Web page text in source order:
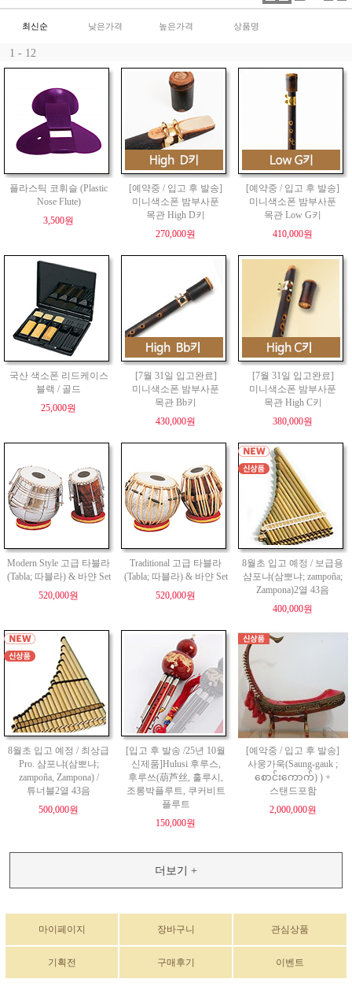
최신순 낮은가격 높은가격 상품명
1 - 12
플라스틱 코휘슬 (Plastic
Nose Flute)
3,500원
[예약중 / 입고 후 발송]
미니색소폰 밤부사푼
목관 High D키
270,000원
[예약중 / 입고 후 발송]
미니색소폰 밤부사푼
목관 Low G키
410,000원
국산 색소폰 리드케이스
블랙 / 골드
25,000원
[7월 31일 입고완료]
미니색소폰 밤부사푼
목관 Bb키
430,000원
[7월 31일 입고완료]
미니색소폰 밤부사푼
목관 High C키
380,000원
Modern Style 고급 타블라
(Tabla; 따블라) & 바얀 Set
520,000원
Traditional 고급 타블라
(Tabla; 따블라) & 바얀 Set
520,000원
8월초 입고 예정 / 보급용
샴포냐(삼뽀냐; zampoña;
Zampona)2열 43음
400,000원
8월초 입고 예정 / 최상급
Pro. 샴포냐(삼뽀냐;
zampoña, Zampona) /
튜너블2열 43음
500,000원
[입고 후 발송 /25년 10월
신제품]Hulusi 후루스,
후루쓰(葫芦丝, 훌루시,
조롱박플루트, 쿠커비트
플루트
150,000원
[예악중 / 입고 후 발송]
사웅가욱(Saung-gauk ;
စောင်းကောက်) ) +
스탠드포함
2,000,000원
더보기 +
마이페이지 장바구니 관심상품
기획전 구매후기 이벤트